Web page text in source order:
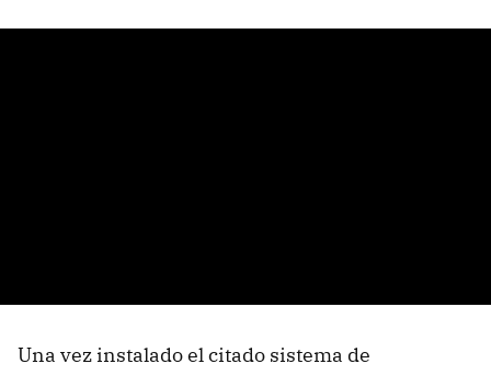
Una vez instalado el citado sistema de